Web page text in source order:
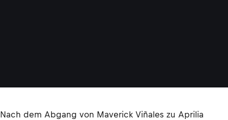
Nach dem Abgang von Maverick Viñales zu Aprilia